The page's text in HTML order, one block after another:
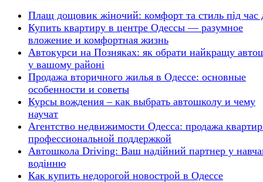
Плащ дощовик жіночий: комфорт та стиль під час
Купить квартиру в центре Одессы — разумное
вложение и комфортная жизнь
Автокурси на Позняках: як обрати найкращу
у вашому районі
Продажа вторичного жилья в Одессе: основные
особенности и советы
Курсы вождения – как выбрать автошколу и чему
научат
Агентство недвижимости Одесса: продажа
профессиональной поддержкой
Автошкола Driving: Ваш надійний партнер у
водінню
Как купить недорогой новострой в Одессе